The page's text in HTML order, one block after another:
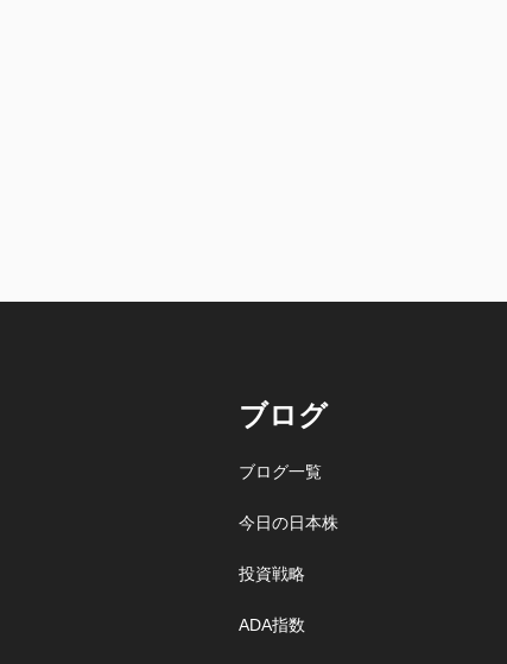
ブログ
ブログ一覧
今日の日本株
投資戦略
ADA指数